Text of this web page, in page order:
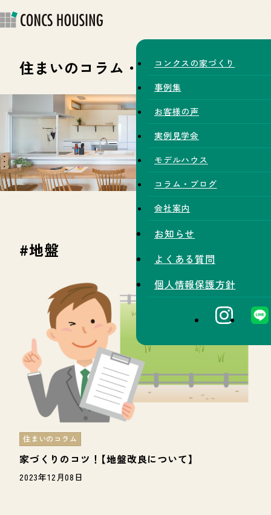
コンクスの家づくり
事例集
お客様の声
実例見学会
モデルハウス
コラム・ブログ
会社案内
お知らせ
よくある質問
個人情報保護方針
住まいのコラム・スタッフブログ
#地盤
家づくりのコツ！【地盤改良について】
住まいのコラム
2023年12月08日